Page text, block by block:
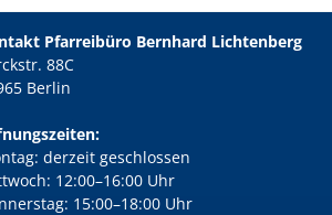
Pfarreibüro Bernhard Lichtenberg
88C
Berlin
derzeit geschlossen
12:00–16:00 Uhr
15:00–18:00 Uhr